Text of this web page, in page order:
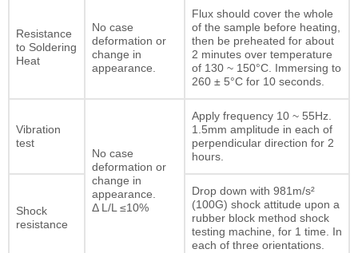
Resistance
to Soldering
Heat
No case
deformation or
change in
appearance.
Flux should cover the whole
of the sample before heating,
then be preheated for about
2 minutes over temperature
of 130 ~ 150°C. Immersing to
260 ± 5°C for 10 seconds.
Vibration
test
No case
deformation or
change in
appearance.
Δ L/L ≤10%
Apply frequency 10 ~ 55Hz.
1.5mm amplitude in each of
perpendicular direction for 2
hours.
Shock
resistance
Drop down with 981m/s²
(100G) shock attitude upon a
rubber block method shock
testing machine, for 1 time. In
each of three orientations.